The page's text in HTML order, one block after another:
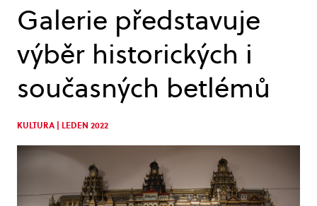
Galerie představuje
výběr historických i
současných betlémů
KULTURA | LEDEN 2022